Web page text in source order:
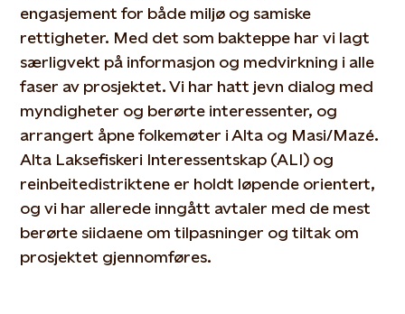
engasjement for både miljø og samiske
rettigheter. Med det som bakteppe har vi lagt
særligvekt på informasjon og medvirkning i alle
faser av prosjektet. Vi har hatt jevn dialog med
myndigheter og berørte interessenter, og
arrangert åpne folkemøter i Alta og Masi/Mazé.
Alta Laksefiskeri Interessentskap (ALI) og
reinbeitedistriktene er holdt løpende orientert,
og vi har allerede inngått avtaler med de mest
berørte siidaene om tilpasninger og tiltak om
prosjektet gjennomføres.